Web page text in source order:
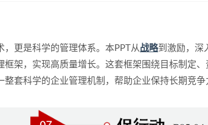
，更是科学的管理体系。本PPT从战略到激励 ，深
框架，实现高质量增长。这套框架围绕 目标制定
整套科学的企业管理机制，帮助企业保持长期竞争